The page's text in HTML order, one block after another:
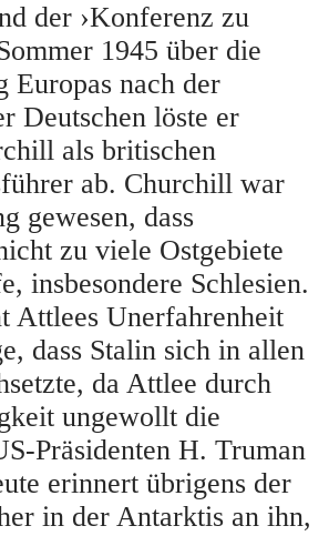
der ›Konferenz zu
1945 über die
Europas nach der
Deutschen löste er
als britischen
ab. Churchill war
gewesen, dass
zu viele Ostgebiete
insbesondere Schlesien.
Attlees Unerfahrenheit
dass Stalin sich in allen
da Attlee durch
ungewollt die
Präsidenten H. Truman
erinnert übrigens der
in der Antarktis an ihn,